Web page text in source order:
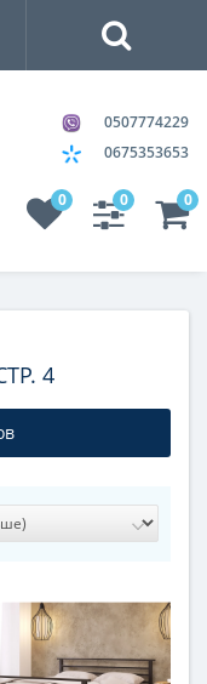
0507774229
0675353653
0 0 0
4